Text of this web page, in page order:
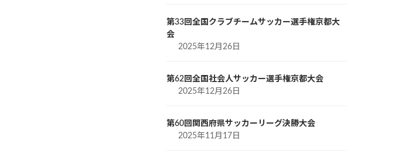
第33回全国クラブチームサッカー選手権京都大
会
2025年12月26日
第62回全国社会人サッカー選手権京都大会
2025年12月26日
第60回関西府県サッカーリーグ決勝大会
2025年11月17日